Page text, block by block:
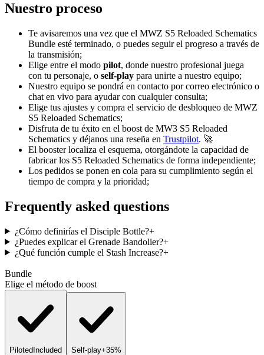
Nuestro proceso
Te avisaremos una vez que el MWZ S5 Reloaded Schematics
Bundle esté terminado, o puedes seguir el progreso a través de
la transmisión;
Elige entre el modo pilot, donde nuestro profesional juega
con tu personaje, o self-play para unirte a nuestro equipo;
Nuestro equipo se pondrá en contacto por correo electrónico o
chat en vivo para ayudar con cualquier consulta;
Elige tus ajustes y compra el servicio de desbloqueo de MWZ
S5 Reloaded Schematics;
Disfruta de tu éxito en el boost de MW3 S5 Reloaded
Schematics y déjanos una reseña en Trustpilot. 🚀
El booster localiza el esquema, otorgándote la capacidad de
fabricar los S5 Reloaded Schematics de forma independiente;
Los pedidos se ponen en cola para su cumplimiento según el
tiempo de compra y la prioridad;
Frequently asked questions
¿Cómo definirías el Disciple Bottle?+
¿Puedes explicar el Grenade Bandolier?+
¿Qué función cumple el Stash Increase?+
Bundle
Elige el método de boost
PilotedIncluded Self-play+35%